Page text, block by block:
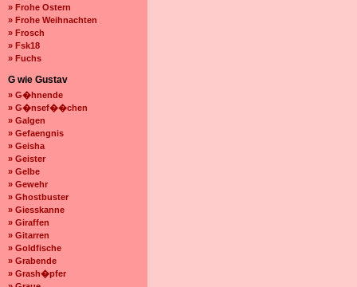
» Frohe Ostern
» Frohe Weihnachten
» Frosch
» Fsk18
» Fuchs
G wie Gustav
» G�hnende
» G�nsef��chen
» Galgen
» Gefaengnis
» Geisha
» Geister
» Gelbe
» Gewehr
» Ghostbuster
» Giesskanne
» Giraffen
» Gitarren
» Goldfische
» Grabende
» Grash�pfer